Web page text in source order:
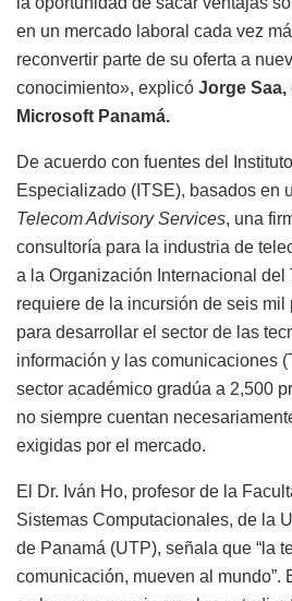
en un mercado laboral cada vez
reconvertir parte de su oferta a
conocimiento», explicó Jorge Saa,
Microsoft Panamá.
De acuerdo con fuentes del
Especializado (ITSE), basados en
Telecom Advisory Services, una
consultoría para la industria de
a la Organización Internacional del
requiere de la incursión de seis
para desarrollar el sector de las
información y las comunicaciones
sector académico gradúa a 2,500
no siempre cuentan
exigidas por el mercado.
El Dr. Iván Ho, profesor de la
Sistemas Computacionales, de la
de Panamá (UTP), señala que “la
comunicación, mueven al mundo”.